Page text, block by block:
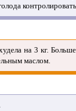
на 3 кг.
маслом.